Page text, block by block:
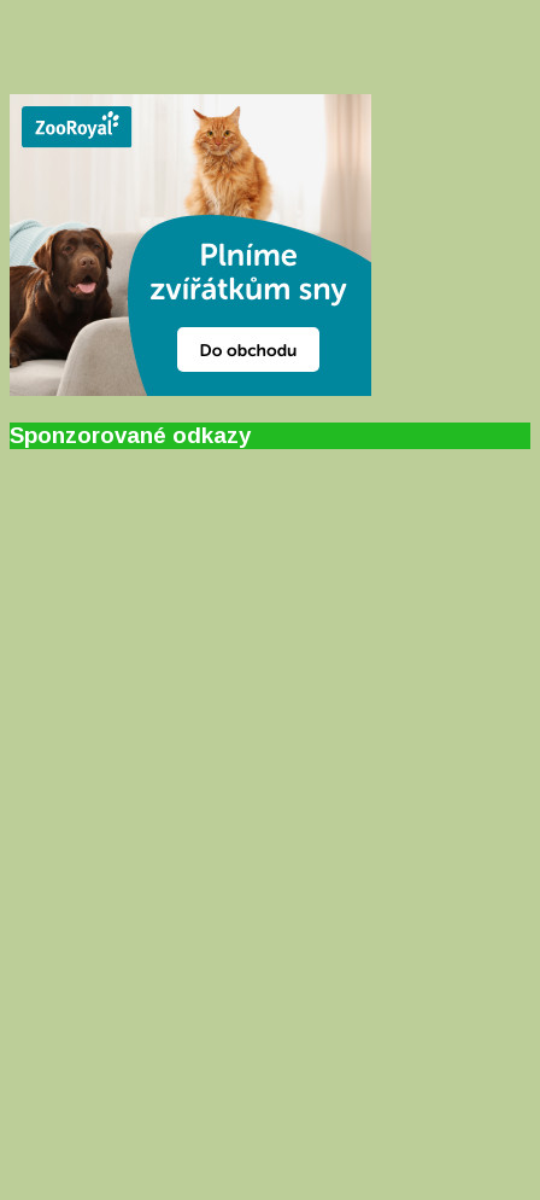
Sponzorované odkazy